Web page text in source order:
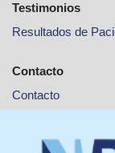
Testimonios
Resultados de
Contacto
Contacto